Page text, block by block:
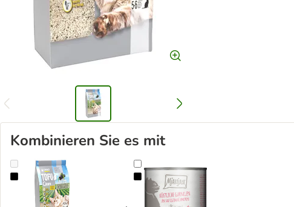
Kombinieren Sie es mit
Croci Tofu Clean Active KatzenstreuMjAMjAM 6 x 200 g